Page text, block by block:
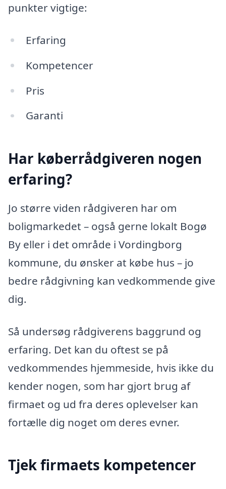
punkter vigtige:
Erfaring
Kompetencer
Pris
Garanti
Har køberrådgiveren nogen
erfaring?
Jo større viden rådgiveren har om
boligmarkedet – også gerne lokalt Bogø
By eller i det område i Vordingborg
kommune, du ønsker at købe hus – jo
bedre rådgivning kan vedkommende give
dig.
Så undersøg rådgiverens baggrund og
erfaring. Det kan du oftest se på
vedkommendes hjemmeside, hvis ikke du
kender nogen, som har gjort brug af
firmaet og ud fra deres oplevelser kan
fortælle dig noget om deres evner.
Tjek firmaets kompetencer